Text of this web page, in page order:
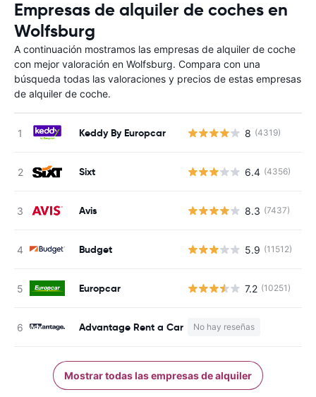
Empresas de alquiler de coches en
Wolfsburg
A continuación mostramos las empresas de alquiler de coche
con mejor valoración en Wolfsburg. Compara con una
búsqueda todas las valoraciones y precios de estas empresas
de alquiler de coche.
Keddy By Europcar 8 (4319)
Sixt 6.4 (4356)
Avis 8.3 (7437)
Budget 5.9 (11512)
Europcar 7.2 (10251)
Advantage Rent a Car No hay reseñas
Mostrar todas las empresas de alquiler